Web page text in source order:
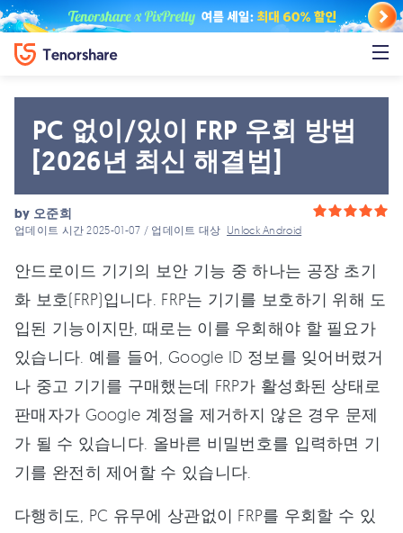
PC 없이/있이 FRP 우회 방법
[2026년 최신 해결법]
by 오준희
업데이트 시간 2025-01-07 / 업데이트 대상 Unlock Android
안드로이드 기기의 보안 기능 중 하나는 공장 초기
화 보호(FRP)입니다. FRP는 기기를 보호하기 위해 도
입된 기능이지만, 때로는 이를 우회해야 할 필요가
있습니다. 예를 들어, Google ID 정보를 잊어버렸거
나 중고 기기를 구매했는데 FRP가 활성화된 상태로
판매자가 Google 계정을 제거하지 않은 경우 문제
가 될 수 있습니다. 올바른 비밀번호를 입력하면 기
기를 완전히 제어할 수 있습니다.
다행히도, PC 유무에 상관없이 FRP를 우회할 수 있